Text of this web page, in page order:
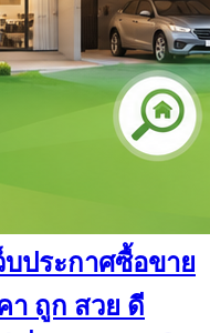
บประกาศซื้อขาย
า ถูก สวย ดี